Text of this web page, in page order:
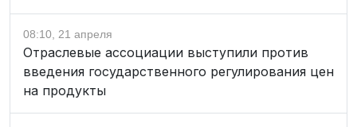
08:10, 21 апреля
Отраслевые ассоциации выступили против
введения государственного регулирования цен
на продукты